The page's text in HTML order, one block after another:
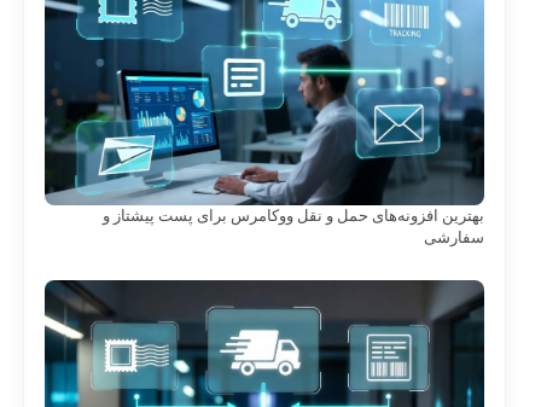
بهترین افزونه‌های حمل و نقل ووکامرس برای پست پیشتاز و
سفارشی